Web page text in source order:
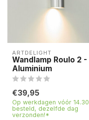
ARTDELIGHT
Wandlamp Roulo 2 -
Aluminium
€39,95
Op werkdagen vóór 14.30
besteld, dezelfde dag
verzonden!*